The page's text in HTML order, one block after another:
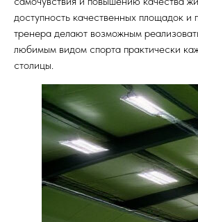
доступность качественных площадок
тренера делают возможным
любимым видом спорта практически
столицы.